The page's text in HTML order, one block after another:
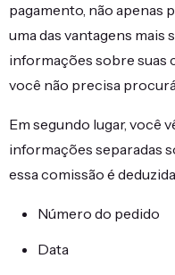
pagamento, não apenas
uma das vantagens mais
informações sobre suas
você não precisa
Em segundo lugar, você
informações separadas
essa comissão é
Número do pedido
Data